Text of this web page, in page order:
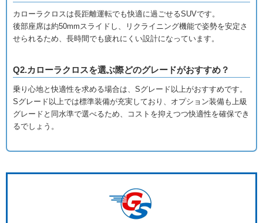
カローラクロスは長距離運転でも快適に過ごせるSUVです。
後部座席は約50mmスライドし、リクライニング機能で姿勢を安定さ
せられるため、長時間でも疲れにくい設計になっています。
Q2.カローラクロスを選ぶ際どのグレードがおすすめ？
乗り心地と快適性を求める場合は、Sグレード以上がおすすめです。
Sグレード以上では標準装備が充実しており、オプション装備も上級
グレードと同水準で選べるため、コストを抑えつつ快適性を確保でき
るでしょう。